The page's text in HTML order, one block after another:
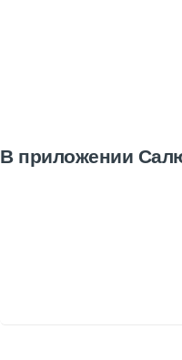
В приложении